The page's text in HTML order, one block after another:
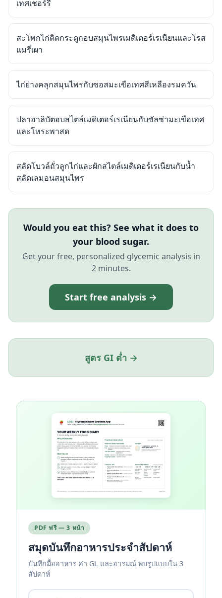
เทศเชอร์รี
สะโพกไก่ติดกระดูกอบสมุนไพรเมดิเตอร์เรเนียนและโรส
แมรี่เผา
ไก่ย่างคลุกสมุนไพรกับซอสมะเขือเทศสีเหลืองรมควัน
ปลาฮาลิบัตอบสไตล์เมดิเตอร์เรเนียนกับซัลซ่ามะเขือเทศ
และโหระพาสด
สลัดโบวล์ถั่วลูกไก่และผักสไตล์เมดิเตอร์เรเนียนกับน้ำ
สลัดเลมอนสมุนไพร
Would you eat this? See what it does to
your blood sugar.
Get your free, personalized glycemic analysis in
2 minutes.
Start free analysis →
สูตร GI ต่ำ →
PDF ฟรี — 3 หน้า
สมุดบันทึกอาหารประจำสัปดาห์
บันทึกมื้ออาหาร ค่า GL และอารมณ์ พบรูปแบบใน 3
สัปดาห์